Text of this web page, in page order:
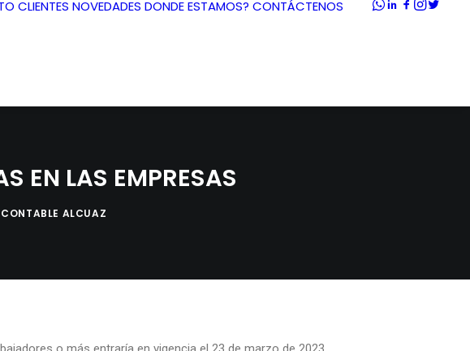
CLIENTES NOVEDADES DONDE ESTAMOS? CONTÁCTENOS
EN LAS EMPRESAS
ALCUAZ